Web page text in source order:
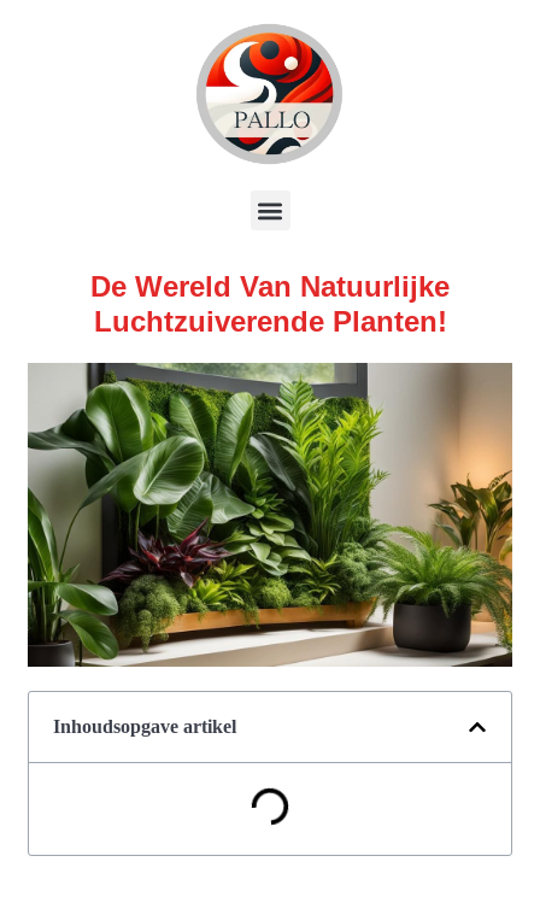
De Wereld Van Natuurlijke
Luchtzuiverende Planten!
Inhoudsopgave artikel